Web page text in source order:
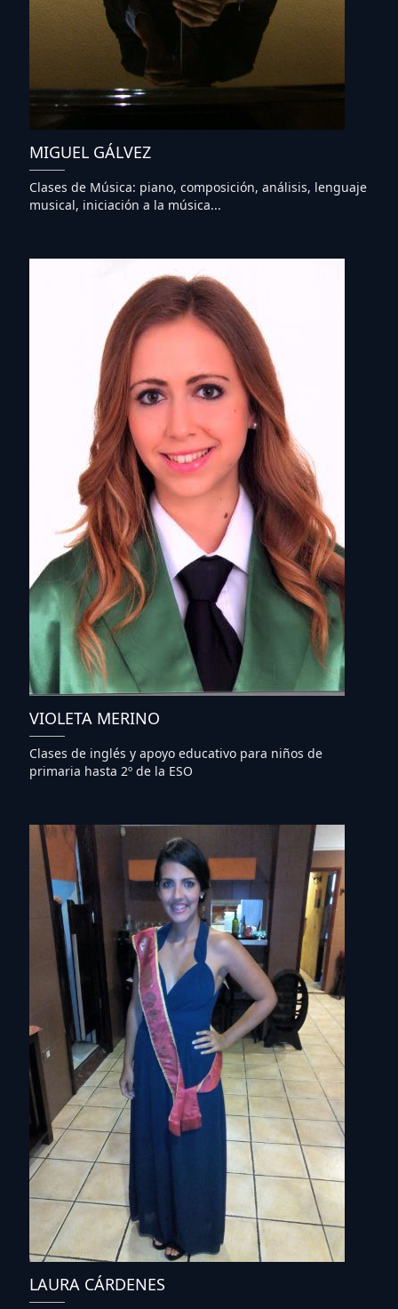
MIGUEL GÁLVEZ
Clases de Música: piano, composición, análisis, lenguaje
musical, iniciación a la música...
VIOLETA MERINO
Clases de inglés y apoyo educativo para niños de
primaria hasta 2º de la ESO
LAURA CÁRDENES